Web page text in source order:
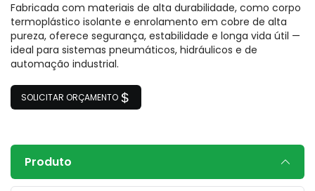
Fabricada com materiais de alta durabilidade, como corpo
termoplástico isolante e enrolamento em cobre de alta
pureza, oferece segurança, estabilidade e longa vida útil —
ideal para sistemas pneumáticos, hidráulicos e de
automação industrial.
SOLICITAR ORÇAMENTO
Produto